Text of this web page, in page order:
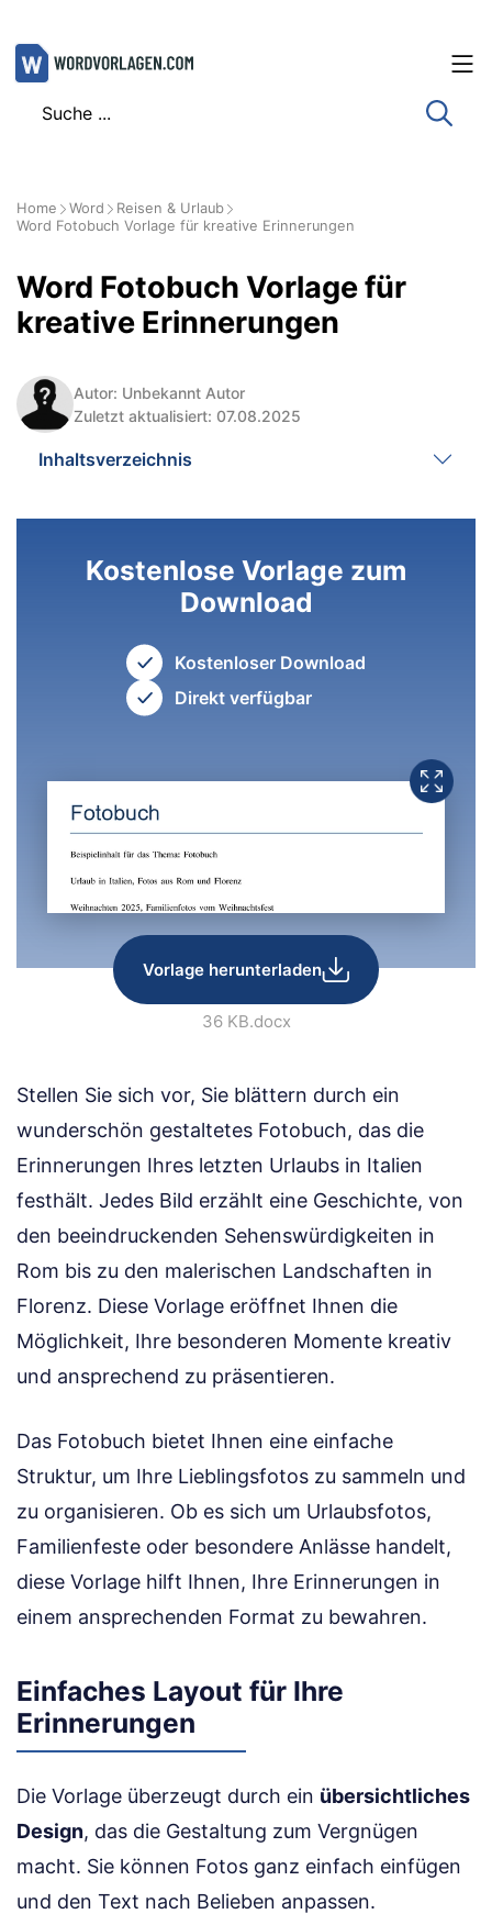
Zum
Inhalt
Home Word
Reisen & Urlaub
Word Fotobuch Vorlage für kreative Erinnerungen
Word Fotobuch Vorlage für
kreative Erinnerungen
Autor: Unbekannt Autor
Zuletzt aktualisiert: 07.08.2025
Inhaltsverzeichnis
Kostenlose Vorlage zum
Download
Kostenloser Download
Direkt verfügbar
Vorlage herunterladen
36 KB.docx
Stellen Sie sich vor, Sie blättern durch ein
wunderschön gestaltetes Fotobuch, das die
Erinnerungen Ihres letzten Urlaubs in Italien
festhält. Jedes Bild erzählt eine Geschichte, von
den beeindruckenden Sehenswürdigkeiten in
Rom bis zu den malerischen Landschaften in
Florenz. Diese Vorlage eröffnet Ihnen die
Möglichkeit, Ihre besonderen Momente kreativ
und ansprechend zu präsentieren.
Das Fotobuch bietet Ihnen eine einfache
Struktur, um Ihre Lieblingsfotos zu sammeln und
zu organisieren. Ob es sich um Urlaubsfotos,
Familienfeste oder besondere Anlässe handelt,
diese Vorlage hilft Ihnen, Ihre Erinnerungen in
einem ansprechenden Format zu bewahren.
Einfaches Layout für Ihre
Erinnerungen
Die Vorlage überzeugt durch ein übersichtliches
Design, das die Gestaltung zum Vergnügen
macht. Sie können Fotos ganz einfach einfügen
und den Text nach Belieben anpassen.